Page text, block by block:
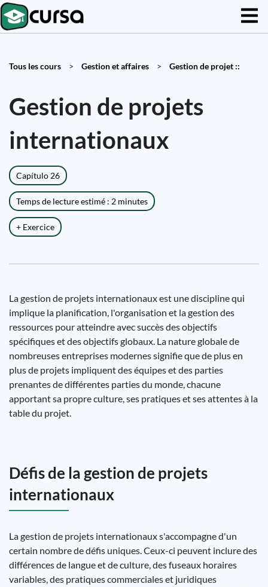
Tous les cours > Gestion et affaires > Gestion de projet ::
Gestion de projets
internationaux
Capítulo 26
Temps de lecture estimé : 2 minutes
+ Exercice
La gestion de projets internationaux est une discipline qui
implique la planification, l'organisation et la gestion des
ressources pour atteindre avec succès des objectifs
spécifiques et des objectifs globaux. La nature globale de
nombreuses entreprises modernes signifie que de plus en
plus de projets impliquent des équipes et des parties
prenantes de différentes parties du monde, chacune
apportant sa propre culture, ses pratiques et ses attentes à la
table du projet.
Défis de la gestion de projets
internationaux
La gestion de projets internationaux s'accompagne d'un
certain nombre de défis uniques. Ceux-ci peuvent inclure des
différences de langue et de culture, des fuseaux horaires
variables, des pratiques commerciales et juridiques